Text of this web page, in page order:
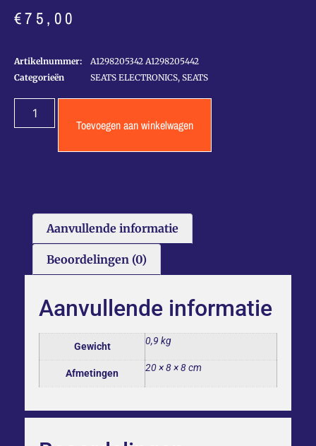
€75,00
Artikelnummer:
A1298205342 A1298205442
Categorieën
SEATS ELECTRONICS, SEATS
Toevoegen aan winkelwagen
Aanvullende informatie
Beoordelingen (0)
Aanvullende informatie
Gewicht 0,9 kg
Afmetingen 20 × 8 × 8 cm